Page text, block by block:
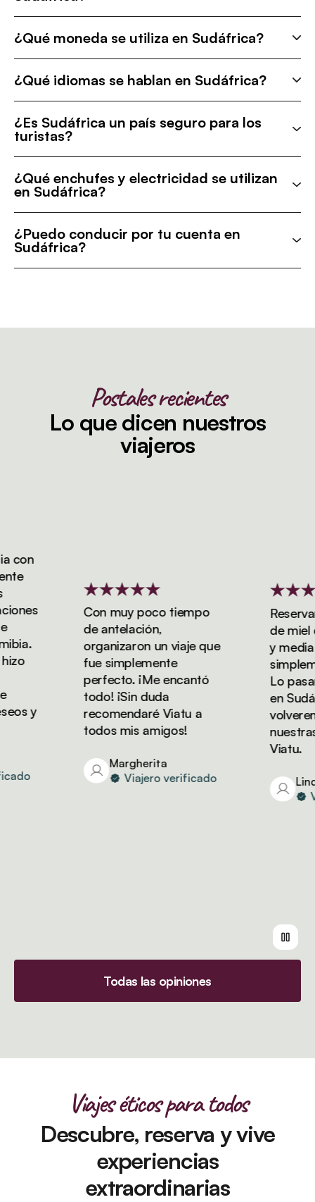
¿Qué moneda se utiliza en Sudáfrica?
¿Qué idiomas se hablan en Sudáfrica?
¿Es Sudáfrica un país seguro para los
turistas?
¿Qué enchufes y electricidad se utilizan
en Sudáfrica?
¿Puedo conducir por tu cuenta en
Sudáfrica?
Postales recientes
Lo que dicen nuestros
viajeros
y
Con muy poco tiempo
de antelación,
organizaron un viaje que
fue simplemente
perfecto. ¡Me encantó
todo! ¡Sin duda
recomendaré Viatu a
todos mis amigos!
Margherita
Viajero verificado
de miel
y media
Lo
en
nuestras
Viatu.
Linda
Todas las opiniones
Viajes éticos para todos
Descubre, reserva y vive
experiencias
extraordinarias